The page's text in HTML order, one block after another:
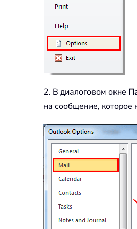
2. В диалоговом окне
на сообщение, которое